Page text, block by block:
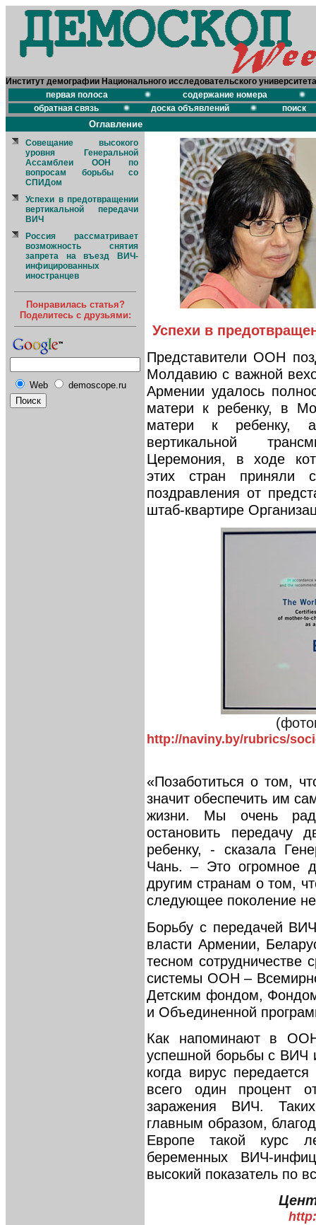
Институт демографии Национального исследовательского
первая полоса
содержание номера
обратная связь
доска объявлений поиск
Оглавление
Совещание высокого
уровня Генеральной
Ассамблеи ООН по
вопросам борьбы со
СПИДом
Успехи в предотвращении
вертикальной передачи
ВИЧ
Россия рассматривает
возможность снятия
запрета на въезд ВИЧ-
инфицированных
иностранцев
Понравилась статья?
Поделитесь с друзьями:
Web demoscope.ru
Успехи в
Представители ООН
Молдавию с важной
Армении удалось
матери к ребенку, в
матери к ребенку,
вертикальной
Церемония, в ходе
этих стран приняли
поздравления от
штаб-квартире
http://naviny.by/rubrics/
«Позаботиться о том,
значит обеспечить им
жизни. Мы очень
остановить передачу
ребенку, - сказала
Чань. – Это огромное
другим странам о том,
следующее поколение
Борьбу с передачей
власти Армении,
тесном сотрудничестве
системы ООН –
Детским фондом,
и Объединенной
Как напоминают в
успешной борьбы с ВИЧ
когда вирус
всего один процент
заражения ВИЧ. Таких
главным образом,
Европе такой курс
беременных ВИЧ-
высокий показатель по